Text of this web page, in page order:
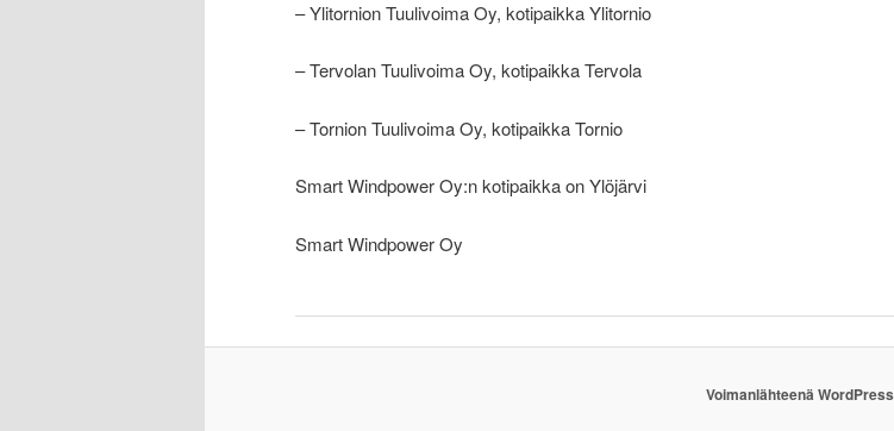
– Ylitornion Tuulivoima Oy, kotipaikka Ylitornio
– Tervolan Tuulivoima Oy, kotipaikka Tervola
– Tornion Tuulivoima Oy, kotipaikka Tornio
Smart Windpower Oy:n kotipaikka on Ylöjärvi
Smart Windpower Oy
Voimanlähteenä WordPress